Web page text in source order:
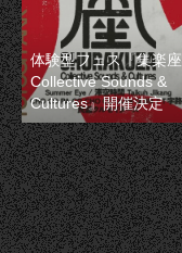
体験型フェス『集楽座
Collective Sounds &
Cultures』開催決定